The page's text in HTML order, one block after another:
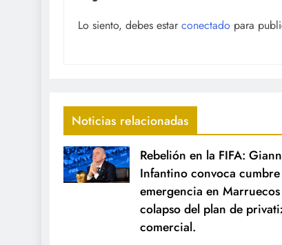
Lo siento, debes estar conectado para
Noticias relacionadas
Rebelión en la FIFA:
Infantino convoca
emergencia en
colapso del plan de
comercial.